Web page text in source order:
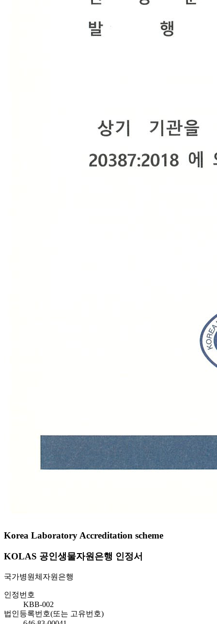
Korea Laboratory Accreditation scheme
KOLAS 공인생물자원은행 인정서
국가병원체자원은행
인정번호
KBB-002
법인등록번호(또는 고유번호)